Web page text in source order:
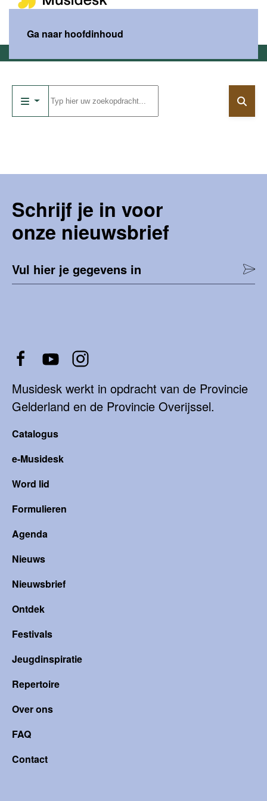
Ga naar hoofdinhoud
Schrijf je in voor
onze nieuwsbrief
Vul hier je gegevens in
Musidesk werkt in opdracht van de Provincie
Gelderland en de Provincie Overijssel.
Catalogus
e-Musidesk
Word lid
Formulieren
Agenda
Nieuws
Nieuwsbrief
Ontdek
Festivals
Jeugdinspiratie
Repertoire
Over ons
FAQ
Contact